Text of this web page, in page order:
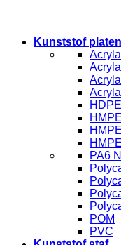
Kunststof platen
HDPE
HMPE
PA6
POM
PVC